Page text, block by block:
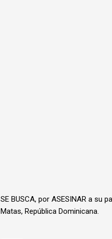
SE BUSCA, por ASESINAR a su
Matas, República Dominicana.